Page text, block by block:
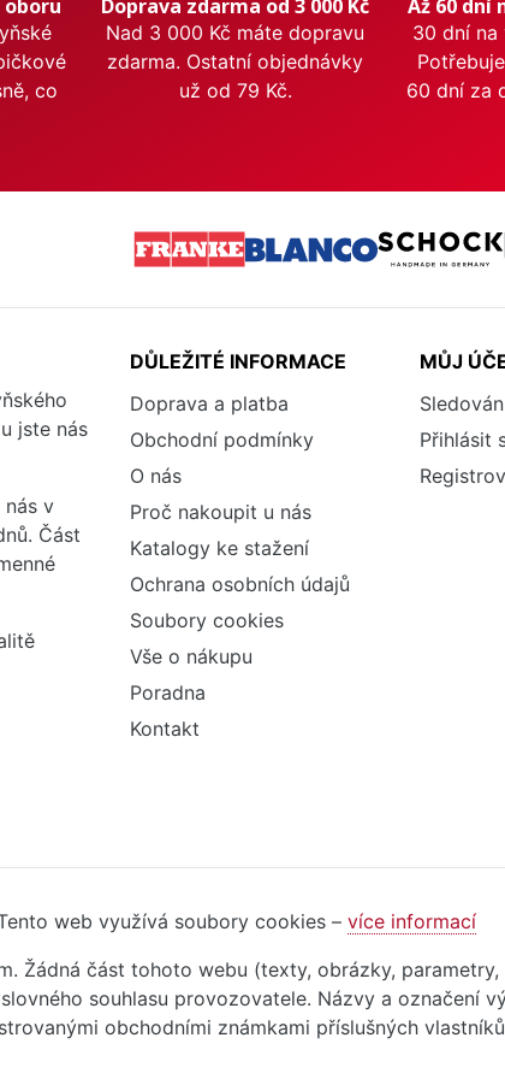
co
Doprava zdarma od 3 000 Kč
Nad 3 000 Kč máte dopravu
zdarma. Ostatní objednávky
už od 79 Kč.
Až 60 dní
30 dní na
60 dní za
jste nás
v
Část
DŮLEŽITÉ INFORMACE
Doprava a platba
Obchodní podmínky
O nás
Proč nakoupit u nás
Katalogy ke stažení
Ochrana osobních údajů
Soubory cookies
Vše o nákupu
Poradna
Kontakt
MŮJ
Přihlásit
web využívá soubory cookies – více informací
Žádná část tohoto webu (texty, obrázky,
souhlasu provozovatele. Názvy a označení
obchodními známkami příslušných